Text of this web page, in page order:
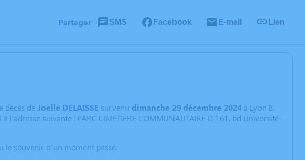
Partager SMS Facebook E-mail Lien
décès deJoelle DELAISSE survenu dimanche 29 décembre 2024 à Lyon 8.
suivante : PARC CIMETIERE COMMUNAUTAIRE D 161, bd Université -
le souvenir d’un moment passé.